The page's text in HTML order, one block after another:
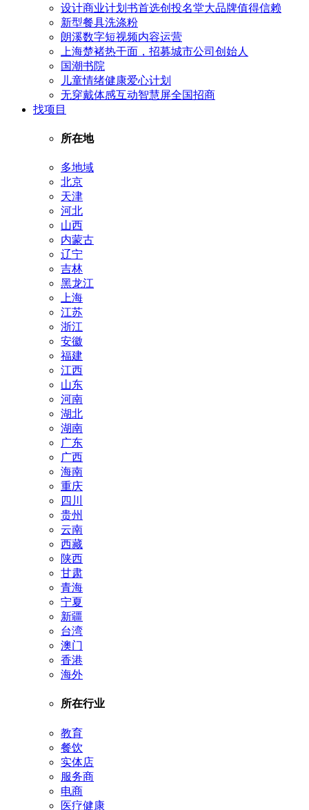
设计商业计划书首选创投名堂大品牌值得信赖
新型餐具洗涤粉
朗溪数字短视频内容运营
上海楚褚热干面，招募城市公司创始人
国潮书院
儿童情绪健康爱心计划
无穿戴体感互动智慧屏全国招商
找项目
所在地
多地域
北京
天津
河北
山西
内蒙古
辽宁
吉林
黑龙江
上海
江苏
浙江
安徽
福建
江西
山东
河南
湖北
湖南
广东
广西
海南
重庆
四川
贵州
云南
西藏
陕西
甘肃
青海
宁夏
新疆
台湾
澳门
香港
海外
所在行业
教育
餐饮
实体店
服务商
电商
医疗健康